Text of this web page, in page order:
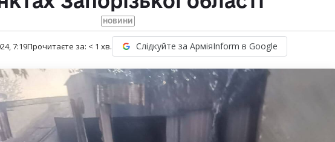
НОВИНИ
7:19Прочитаєте за: < 1 хв. Слідкуйте за АрміяInform в Google